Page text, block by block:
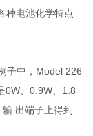
种电池化学特点
子中，Model 226
0W、0.9W、1.8
出端子上得到